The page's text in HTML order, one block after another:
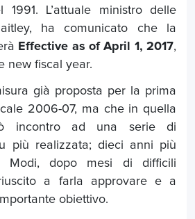
1991. L’attuale ministro delle
ha comunicato che la
Effective as of April 1, 2017,
new fiscal year.
già proposta per la prima
2006-07, ma che in quella
incontro ad una serie di
più realizzata; dieci anni più
Modi, dopo mesi di difficili
a farla approvare e a
obiettivo.